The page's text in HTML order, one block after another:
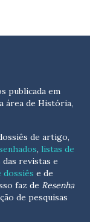
publicada em
área de História,
de artigo,
, listas de
revistas e
dossiês e de
faz de Resenha
de pesquisas